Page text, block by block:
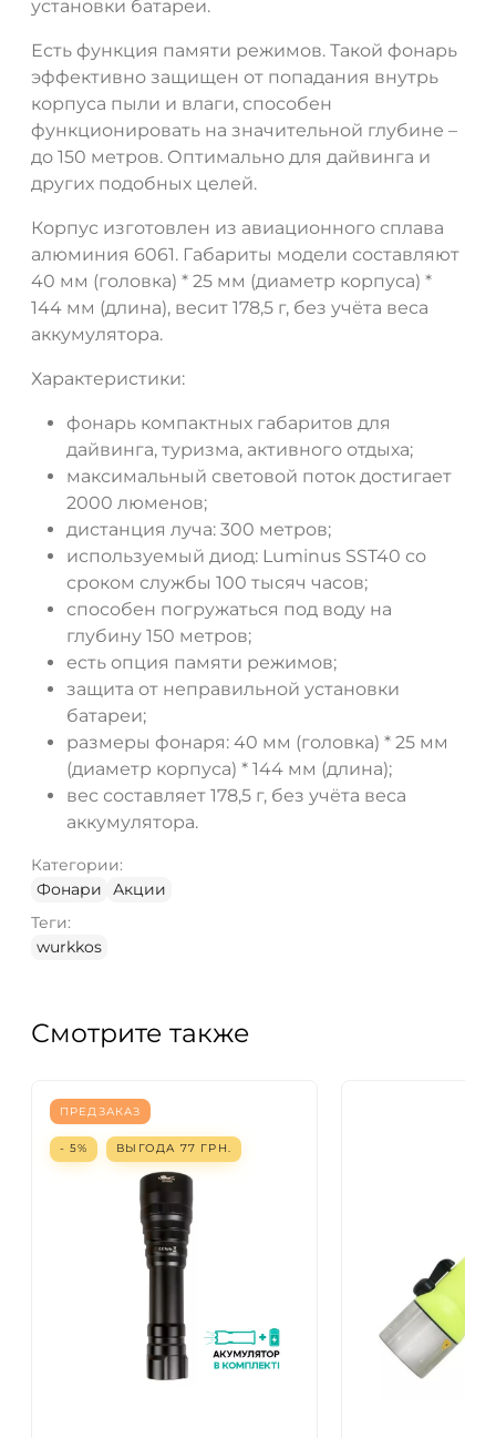
установки батареи.
Есть функция памяти режимов. Такой фонарь
эффективно защищен от попадания внутрь
корпуса пыли и влаги, способен
функционировать на значительной глубине –
до 150 метров. Оптимально для дайвинга и
других подобных целей.
Корпус изготовлен из авиационного сплава
алюминия 6061. Габариты модели составляют
40 мм (головка) * 25 мм (диаметр корпуса) *
144 мм (длина), весит 178,5 г, без учёта веса
аккумулятора.
Характеристики:
фонарь компактных габаритов для
дайвинга, туризма, активного отдыха;
максимальный световой поток достигает
2000 люменов;
дистанция луча: 300 метров;
используемый диод: Luminus SST40 со
сроком службы 100 тысяч часов;
способен погружаться под воду на
глубину 150 метров;
есть опция памяти режимов;
защита от неправильной установки
батареи;
размеры фонаря: 40 мм (головка) * 25 мм
(диаметр корпуса) * 144 мм (длина);
вес составляет 178,5 г, без учёта веса
аккумулятора.
Категории:
Фонари
Акции
Теги:
wurkkos
Смотрите также
ПРЕДЗАКАЗ
- 5% ВЫГОДА 77 ГРН.
ДА НЕТ